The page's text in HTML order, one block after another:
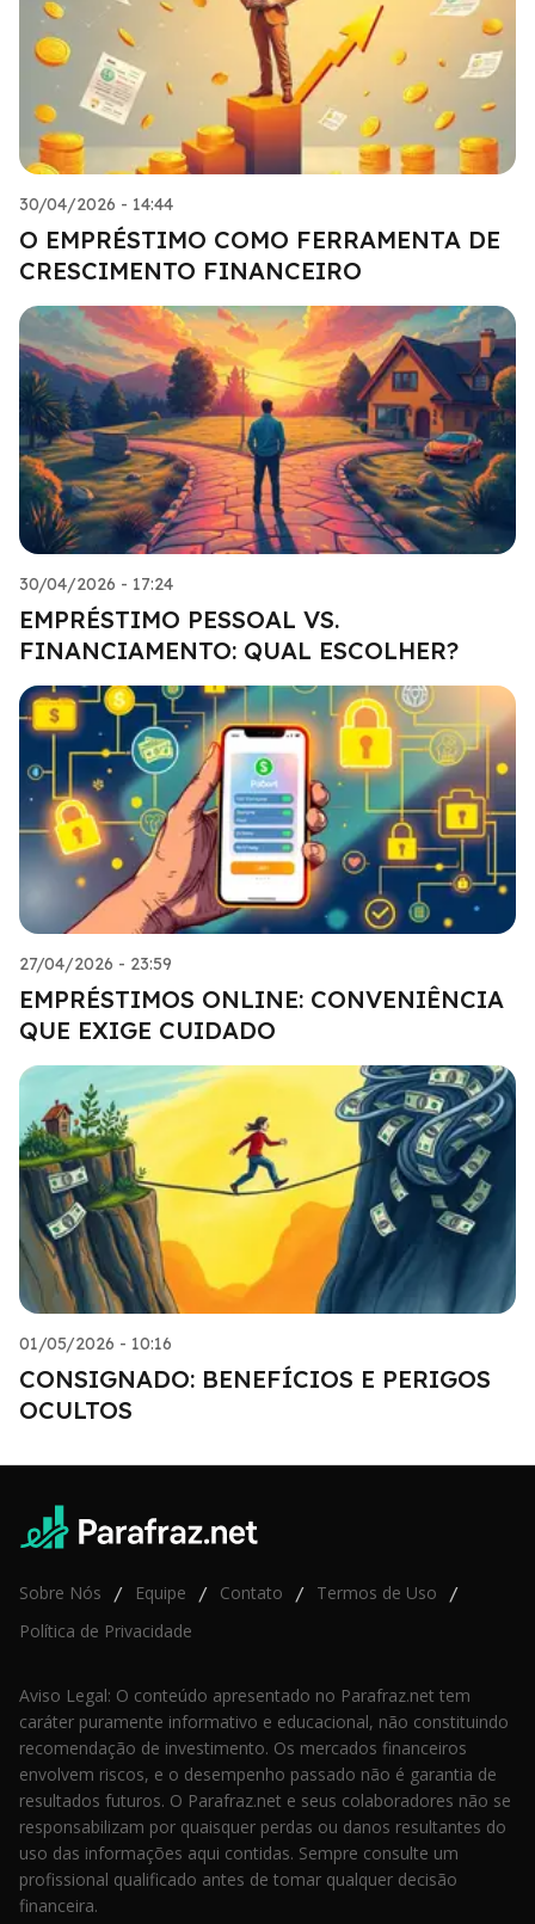
30/04/2026 - 14:44
O EMPRÉSTIMO COMO FERRAMENTA DE
CRESCIMENTO FINANCEIRO
30/04/2026 - 17:24
EMPRÉSTIMO PESSOAL VS.
FINANCIAMENTO: QUAL ESCOLHER?
27/04/2026 - 23:59
EMPRÉSTIMOS ONLINE: CONVENIÊNCIA
QUE EXIGE CUIDADO
01/05/2026 - 10:16
CONSIGNADO: BENEFÍCIOS E PERIGOS
OCULTOS
Sobre Nós / Equipe / Contato / Termos de Uso /
Política de Privacidade
Aviso Legal: O conteúdo apresentado no Parafraz.net tem
caráter puramente informativo e educacional, não constituindo
recomendação de investimento. Os mercados financeiros
envolvem riscos, e o desempenho passado não é garantia de
resultados futuros. O Parafraz.net e seus colaboradores não se
responsabilizam por quaisquer perdas ou danos resultantes do
uso das informações aqui contidas. Sempre consulte um
profissional qualificado antes de tomar qualquer decisão
financeira.